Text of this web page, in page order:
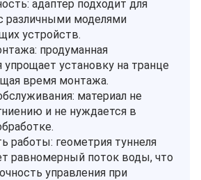
адаптер подходит для
различными моделями
устройств.
продуманная
упрощает установку на транце
время монтажа.
материал не
и не нуждается в
работы: геометрия туннеля
равномерный поток воды, что
управления при